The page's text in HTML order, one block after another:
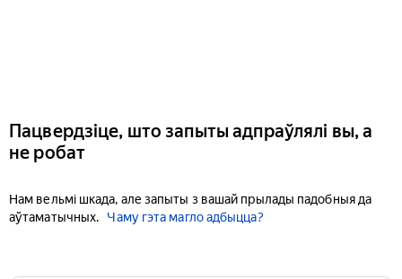
Пацвердзіце, што запыты адпраўлялі вы, а
не робат
Нам вельмі шкада, але запыты з вашай прылады падобныя да
аўтаматычных.
Чаму гэта магло адбыцца?